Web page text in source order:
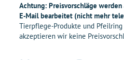
Achtung: Preisvorschläge
E-Mail bearbeitet (nicht mehr
Tierpflege-Produkte und
akzeptieren wir keine